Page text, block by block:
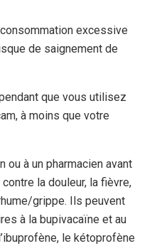
excessive
de saignement de
que vous utilisez
à moins que votre
ou à un pharmacien avant
la douleur, la fièvre,
grippe. Ils peuvent
à la bupivacaïne et au
le kétoprofène